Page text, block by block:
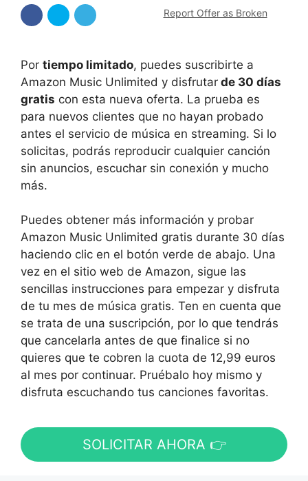
Report Offer as Broken
Por tiempo limitado, puedes suscribirte a
Amazon Music Unlimited y disfrutar de 30 días
gratis con esta nueva oferta. La prueba es
para nuevos clientes que no hayan probado
antes el servicio de música en streaming. Si lo
solicitas, podrás reproducir cualquier canción
sin anuncios, escuchar sin conexión y mucho
más.
Puedes obtener más información y probar
Amazon Music Unlimited gratis durante 30 días
haciendo clic en el botón verde de abajo. Una
vez en el sitio web de Amazon, sigue las
sencillas instrucciones para empezar y disfruta
de tu mes de música gratis. Ten en cuenta que
se trata de una suscripción, por lo que tendrás
que cancelarla antes de que finalice si no
quieres que te cobren la cuota de 12,99 euros
al mes por continuar. Pruébalo hoy mismo y
disfruta escuchando tus canciones favoritas.
SOLICITAR AHORA 👉